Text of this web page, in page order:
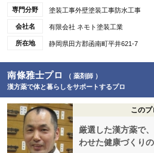
専門分野 塗装工事外壁塗装工事防水工事
会社名 有限会社 ネモト塗装工業
所在地 静岡県田方郡函南町平井621-7
南條雅士プロ
（ 薬剤師 ）
漢方薬で体と暮らしをサポートするプロ
この
厳選した漢方薬で
わせた健康づくり